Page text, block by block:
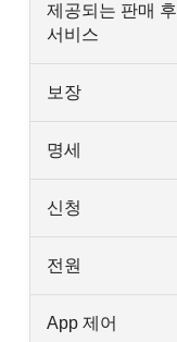
제공되는 판매 후
서비스
보장
명세
신청
전원
App 제어